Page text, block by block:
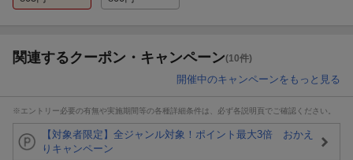
関連するクーポン・キャンペーン(10件)
開催中のキャンペーンをもっと見る
※エントリー必要の有無や実施期間等の各種詳細条件は、必ず各説明頁でご確認ください。
【対象者限定】全ジャンル対象！ポイント最大3倍 おかえ
りキャンペーン